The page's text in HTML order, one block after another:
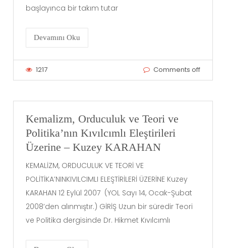
başlayınca bir takım tutar
Devamını Oku
1217 Comments off
Kemalizm, Orduculuk ve Teori ve
Politika’nın Kıvılcımlı Eleştirileri
Üzerine – Kuzey KARAHAN
KEMALİZM, ORDUCULUK VE TEORİ VE
POLİTİKA’NINKIVILCIMLI ELEŞTİRİLERİ ÜZERİNE Kuzey
KARAHAN 12 Eylül 2007 (YOL Sayı 14, Ocak-Şubat
2008’den alınmıştır.) GİRİŞ Uzun bir süredir Teori
ve Politika dergisinde Dr. Hikmet Kıvılcımlı